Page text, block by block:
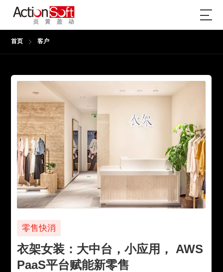
首页 客户
零售快消
衣架女装：大中台，小应用， AWS
PaaS平台赋能新零售